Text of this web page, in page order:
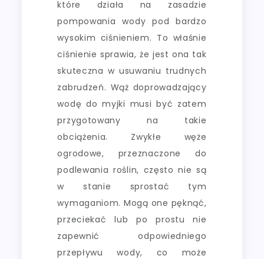
które działa na zasadzie
pompowania wody pod bardzo
wysokim ciśnieniem. To właśnie
ciśnienie sprawia, że jest ona tak
skuteczna w usuwaniu trudnych
zabrudzeń. Wąż doprowadzający
wodę do myjki musi być zatem
przygotowany na takie
obciążenia. Zwykłe węże
ogrodowe, przeznaczone do
podlewania roślin, często nie są
w stanie sprostać tym
wymaganiom. Mogą one pęknąć,
przeciekać lub po prostu nie
zapewnić odpowiedniego
przepływu wody, co może